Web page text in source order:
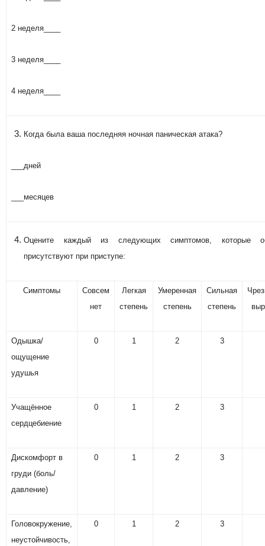
2 неделя____
3 неделя____
4 неделя____
Когда была ваша последняя ночная паническая атака?
___дней
___месяцев
Оцените каждый из следующих симптомов, которые
присутствуют при приступе:
Симптомы
Совсем
нет
Легкая
степень
Умеренная
степень
Сильная
степень
Одышка/
ощущение
удушья
0 1 2 3
Учащённое
сердцебиение
0 1 2 3
Дискомфорт в
груди (боль/
давление)
0 1 2 3
Головокружение,
неустойчивость,
0 1 2 3